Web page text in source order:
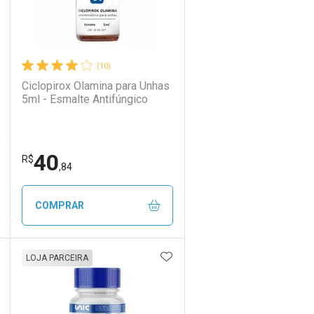
(10)
Ciclopirox Olamina para Unhas
5ml - Esmalte Antifúngico
R$40,84
COMPRAR
FECHAR
Laboratório
FECHAR
Por Menos
AOS FAVORITOS
LOJA PARCEIRA ADICIONAR AOS